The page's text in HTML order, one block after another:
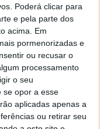
Poderá clicar para
e pela parte dos
acima. Em
pormenorizadas e
ou recusar o
processamento
o seu
se opor a esse
aplicadas apenas a
ou retirar seu
COMENTAR